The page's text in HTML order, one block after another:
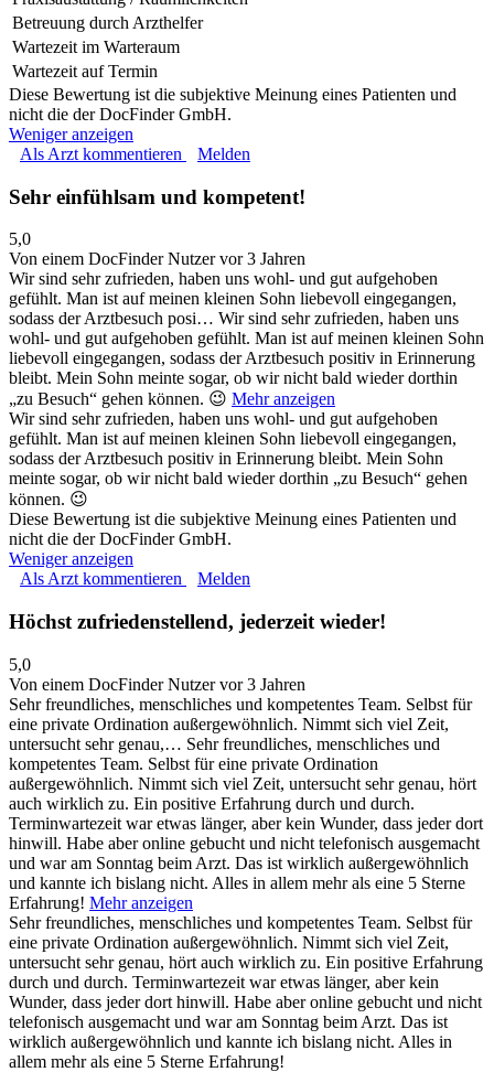
Betreuung durch Arzthelfer
Wartezeit im Warteraum
Wartezeit auf Termin
Diese Bewertung ist die subjektive Meinung eines Patienten und
nicht die der DocFinder GmbH.
Weniger anzeigen
Als Arzt kommentieren
Melden
Sehr einfühlsam und kompetent!
5,0
Von einem DocFinder Nutzervor 3 Jahren
Wir sind sehr zufrieden, haben uns wohl- und gut aufgehoben
gefühlt. Man ist auf meinen kleinen Sohn liebevoll eingegangen,
sodass der Arztbesuch posi… Wir sind sehr zufrieden, haben uns
wohl- und gut aufgehoben gefühlt. Man ist auf meinen kleinen Sohn
liebevoll eingegangen, sodass der Arztbesuch positiv in Erinnerung
bleibt. Mein Sohn meinte sogar, ob wir nicht bald wieder dorthin
„zu Besuch“ gehen können. 😉 Mehr anzeigen
Wir sind sehr zufrieden, haben uns wohl- und gut aufgehoben
gefühlt. Man ist auf meinen kleinen Sohn liebevoll eingegangen,
sodass der Arztbesuch positiv in Erinnerung bleibt. Mein Sohn
meinte sogar, ob wir nicht bald wieder dorthin „zu Besuch“ gehen
können. 😉
Diese Bewertung ist die subjektive Meinung eines Patienten und
nicht die der DocFinder GmbH.
Weniger anzeigen
Als Arzt kommentieren
Melden
Höchst zufriedenstellend, jederzeit wieder!
5,0
Von einem DocFinder Nutzervor 3 Jahren
Sehr freundliches, menschliches und kompetentes Team. Selbst für
eine private Ordination außergewöhnlich. Nimmt sich viel Zeit,
untersucht sehr genau,… Sehr freundliches, menschliches und
kompetentes Team. Selbst für eine private Ordination
außergewöhnlich. Nimmt sich viel Zeit, untersucht sehr genau, hört
auch wirklich zu. Ein positive Erfahrung durch und durch.
Terminwartezeit war etwas länger, aber kein Wunder, dass jeder dort
hinwill. Habe aber online gebucht und nicht telefonisch ausgemacht
und war am Sonntag beim Arzt. Das ist wirklich außergewöhnlich
und kannte ich bislang nicht. Alles in allem mehr als eine 5 Sterne
Erfahrung! Mehr anzeigen
Sehr freundliches, menschliches und kompetentes Team. Selbst für
eine private Ordination außergewöhnlich. Nimmt sich viel Zeit,
untersucht sehr genau, hört auch wirklich zu. Ein positive Erfahrung
durch und durch. Terminwartezeit war etwas länger, aber kein
Wunder, dass jeder dort hinwill. Habe aber online gebucht und nicht
telefonisch ausgemacht und war am Sonntag beim Arzt. Das ist
wirklich außergewöhnlich und kannte ich bislang nicht. Alles in
allem mehr als eine 5 Sterne Erfahrung!